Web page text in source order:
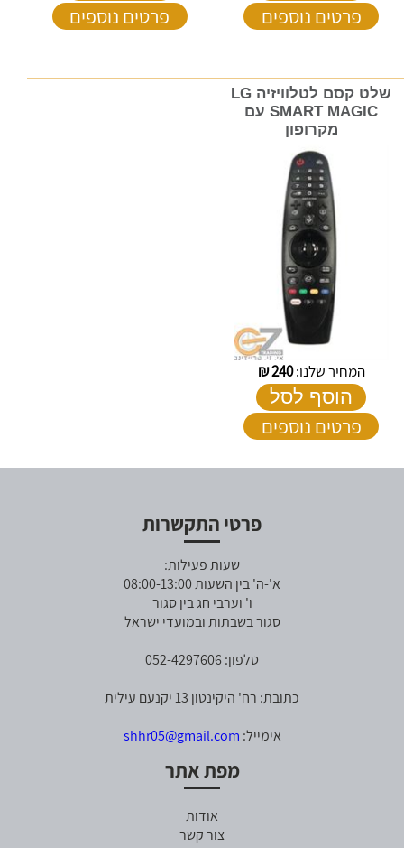
פרטים נוספים פרטים נוספים
שלט קסם לטלוויזיה LG
SMART MAGIC עם
מקרופון
המחיר שלנו:240
₪
הוסף לסל
פרטים נוספים
פרטי התקשרות
שעות פעילות:
א'-ה' בין השעות 08:00-13:00
ו' וערבי חג בין סגור
סגור בשבתות ובמועדי ישראל
טלפון: 052-4297606
כתובת: רח' היקינטון 13 יקנעם עילית
אימייל: shhr05@gmail.com
מפת אתר
אודות
צור קשר